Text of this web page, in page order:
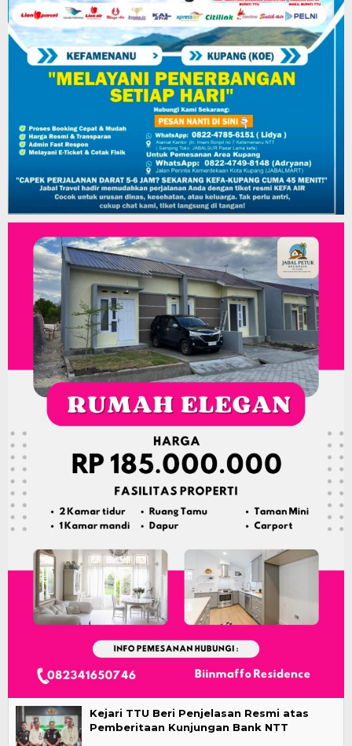
Kejari TTU Beri Penjelasan Resmi atas
Pemberitaan Kunjungan Bank NTT